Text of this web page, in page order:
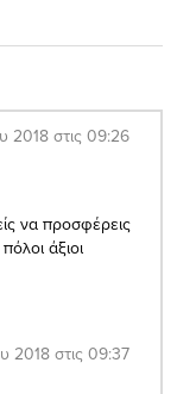
2018 στις 09:26
να προσφέρεις
άξιοι
2018 στις 09:37